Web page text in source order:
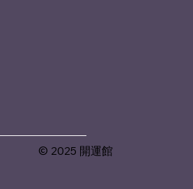
© 2025 開運館